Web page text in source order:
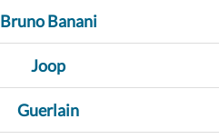
Bruno Banani
Joop
Guerlain